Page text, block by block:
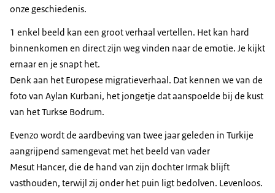
onze geschiedenis.
1 enkel beeld kan een groot verhaal vertellen. Het kan hard
binnenkomen en direct zijn weg vinden naar de emotie. Je kijkt
ernaar en je snapt het.
Denk aan het Europese migratieverhaal. Dat kennen we van de
foto van Aylan Kurbani, het jongetje dat aanspoelde bij de kust
van het Turkse Bodrum.
Evenzo wordt de aardbeving van twee jaar geleden in Turkije
aangrijpend samengevat met het beeld van vader
Mesut Hancer, die de hand van zijn dochter Irmak blijft
vasthouden, terwijl zij onder het puin ligt bedolven. Levenloos.